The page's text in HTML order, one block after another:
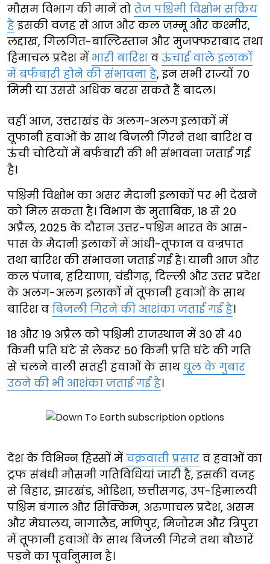
मौसम विभाग की मानें तो तेज पश्चिमी विक्षोभ सक्रिय
हैइसकी वजह से आज और कल जम्मू और कश्मीर,
लद्दाख, गिलगित-बाल्टिस्तान और मुजफ्फराबाद तथा
हिमाचल प्रदेश में भारी बारिशव ऊंचाई वाले इलाकों
में बर्फबारी होने की संभावना है, इन सभी राज्यों 70
मिमी या उससे अधिक बरस सकते हैं बादल।
वहीं आज, उत्तराखंड के अलग-अलग इलाकों में
तूफानी हवाओं के साथ बिजली गिरने तथा बारिश व
ऊंची चोटियों में बर्फबारी की भी संभावना जताई गई
है।
पश्चिमी विक्षोभ का असर मैदानी इलाकों पर भी देखने
को मिल सकता है। विभाग के मुताबिक, 18 से 20
अप्रैल, 2025 के दौरान उत्तर-पश्चिम भारत के आस-
पास के मैदानी इलाकों में आंधी-तूफान व वज्रपात
तथा बारिश की संभावना जताई गई है। यानी आज और
कल पंजाब, हरियाणा, चंडीगढ़, दिल्ली और उत्तर प्रदेश
के अलग-अलग इलाकों में तूफानी हवाओं के साथ
बारिश व बिजली गिरने की आशंका जताई गई है।
18 और 19 अप्रैल को पश्चिमी राजस्थान में 30 से 40
किमी प्रति घंटे से लेकर 50 किमी प्रति घंटे की गति
से चलने वाली सतही हवाओं के साथ धूल के गुबार
उठने की भी आशंका जताई गई है।
देश के विभिन्न हिस्सों में चक्रवाती प्रसार व हवाओं का
ट्रफ संबंधी मौसमी गतिविधियां जारी है, इसकी वजह
से बिहार, झारखंड, ओडिशा, छत्तीसगढ़, उप-हिमालयी
पश्चिम बंगाल और सिक्किम, अरुणाचल प्रदेश, असम
और मेघालय, नागालैंड, मणिपुर, मिजोरम और त्रिपुरा
में तूफानी हवाओं के साथ बिजली गिरने तथा बौछारें
पड़ने का पूर्वानुमान है।